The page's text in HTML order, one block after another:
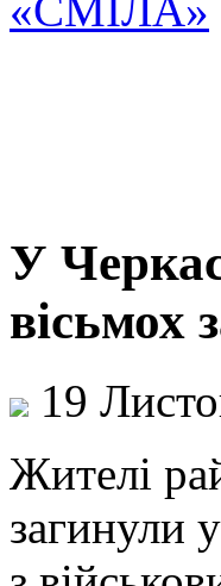
У
вісьмох
19
Жителі
загинули